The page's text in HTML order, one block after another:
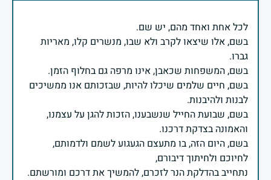
בשם, אלו שיצאו לקרב ולא שבו, מנשרים קלו, מאריות
בשם, חיים שלמים שיכלו להיות, שבזכותם אנו ממשיכים
בשם, שבועת החייל שנשבענו, הזכות להגן על עצמנו,
בשם, היום הזה, בו מתעצם הגעגוע לשמם ולדמותם,
נתחייב בהדלקת הנר לזכרם, להמשיך את דרכם ומורשתם.